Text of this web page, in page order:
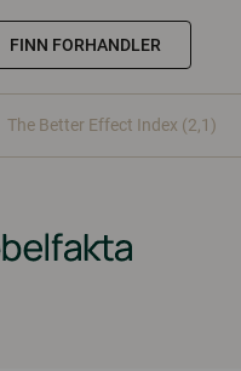
FINN FORHANDLER
The Better Effect Index (2,1)